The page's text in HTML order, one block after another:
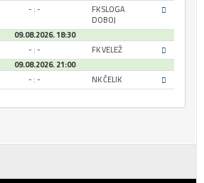
- : -
FK SLOGA
DOBOJ
09.08.2026. 18:30
- : -
FK VELEŽ
09.08.2026. 21:00
- : - NK ČELIK